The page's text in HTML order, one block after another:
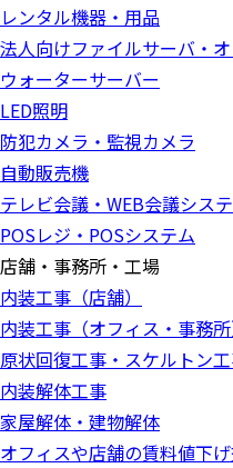
レンタル機器・用品
法人向けファイルサーバ・
ウォーターサーバー
LED照明
防犯カメラ・監視カメラ
自動販売機
テレビ会議・WEB会議シス
POSレジ・POSシステム
店舗・事務所・工場
内装工事（店舗）
内装工事（オフィス・事務所
原状回復工事・スケルトン
内装解体工事
家屋解体・建物解体
オフィスや店舗の賃料値下